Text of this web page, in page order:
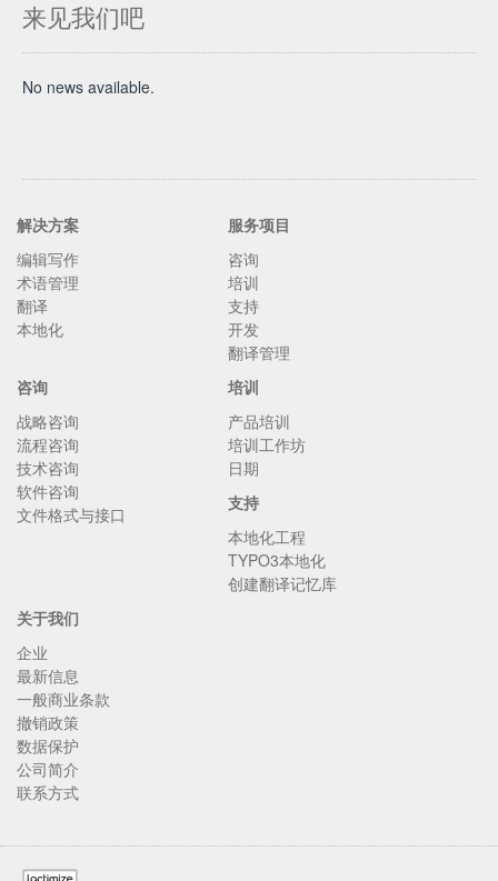
来见我们吧
No news available.
解决方案
编辑写作
术语管理
翻译
本地化
服务项目
咨询
培训
支持
开发
翻译管理
咨询
战略咨询
流程咨询
技术咨询
软件咨询
文件格式与接口
培训
产品培训
培训工作坊
日期
支持
本地化工程
TYPO3本地化
创建翻译记忆库
关于我们
企业
最新信息
一般商业条款
撤销政策
数据保护
公司简介
联系方式